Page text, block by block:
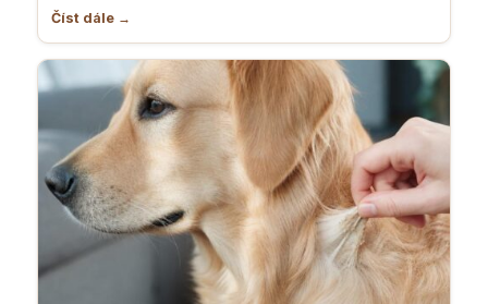
Číst dále →